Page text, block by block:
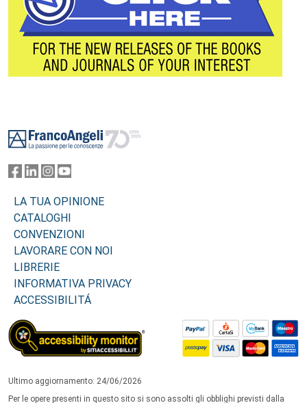
LA TUA OPINIONE
CATALOGHI
CONVENZIONI
LAVORARE CON NOI
LIBRERIE
INFORMATIVA PRIVACY
ACCESSIBILITÁ
Ultimo aggiornamento: 24/06/2026
Per le opere presenti in questo sito si sono assolti gli obblighi previsti dalla